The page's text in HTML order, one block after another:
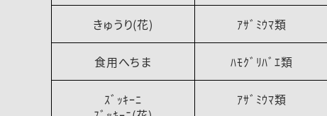
きゅうり(花) ｱｻﾞﾐｳﾏ類
食用へちま ﾊﾓｸﾞﾘﾊﾞｴ類
ｽﾞｯｷｰﾆ
ｱｻﾞﾐｳﾏ類